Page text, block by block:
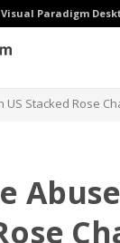
Visual Paradigm
US Stacked Rose